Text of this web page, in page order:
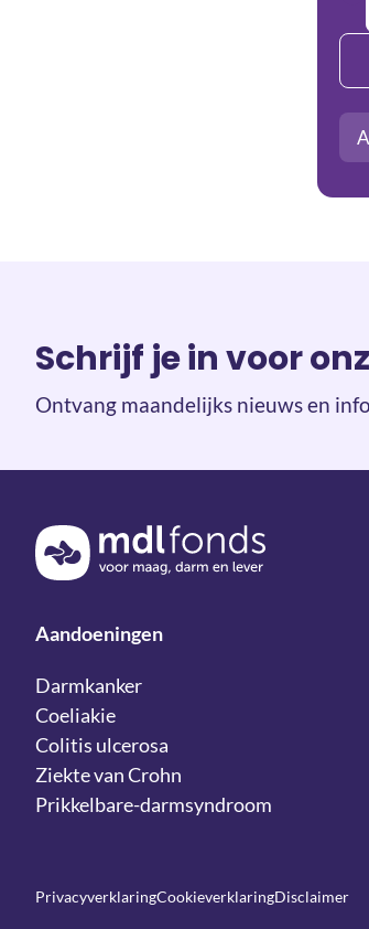
Schrijf je in voor
Ontvang maandelijks nieuws en
Terug naar de homepage
Aandoeningen
Darmkanker
Coeliakie
Colitis ulcerosa
Ziekte van Crohn
Prikkelbare-darmsyndroom
PrivacyverklaringCookieverklaringDisclaimer